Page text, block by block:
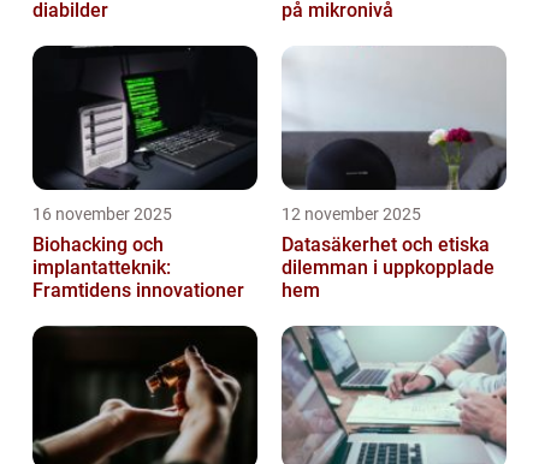
diabilder på mikronivå
16 november 2025
Biohacking och
implantatteknik:
Framtidens innovationer
12 november 2025
Datasäkerhet och etiska
dilemman i uppkopplade
hem